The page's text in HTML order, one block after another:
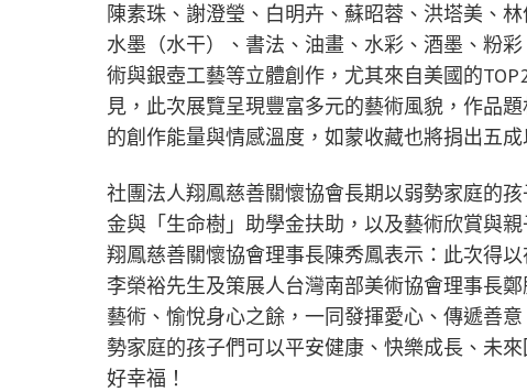
陳素珠、謝澄瑩、白明卉、蘇昭蓉、洪塔美、
水墨（水干）、書法、油畫、水彩、酒墨、粉
術與銀壺工藝等立體創作，尤其來自美國的
見，此次展覽呈現豐富多元的藝術風貌，作品
的創作能量與情感溫度，如蒙收藏也將捐出五
社團法人翔鳳慈善關懷協會長期以弱勢家庭的
金與「生命樹」助學金扶助，以及藝術欣賞與
翔鳳慈善關懷協會理事長陳秀鳳表示：此次得
李榮裕先生及策展人台灣南部美術協會理事長
藝術、愉悅身心之餘，一同發揮愛心、傳遞善
勢家庭的孩子們可以平安健康、快樂成長、未
好幸福！